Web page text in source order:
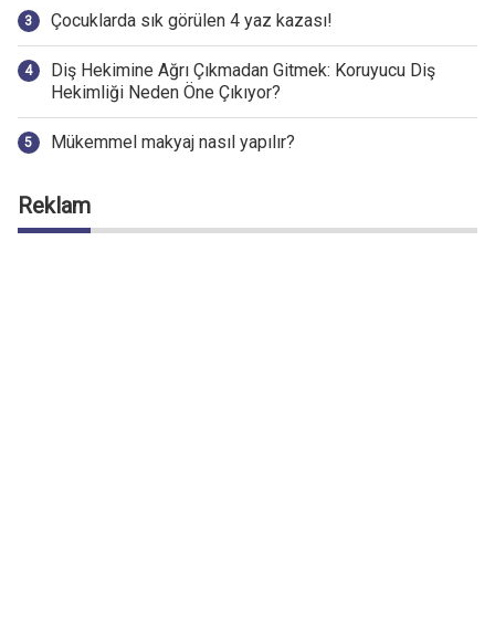
Çocuklarda sık görülen 4 yaz kazası!
Diş Hekimine Ağrı Çıkmadan Gitmek: Koruyucu Diş
Hekimliği Neden Öne Çıkıyor?
Mükemmel makyaj nasıl yapılır?
Reklam